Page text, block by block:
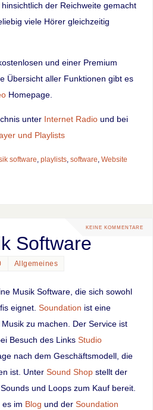
der Reichweite gemacht
viele Hörer gleichzeitig
und einer Premium
Übersicht aller Funktionen gibt es
Homepage.
unter Internet Radiound bei
und Playlists
software, playlists, software, Website
KEINE KOMMENTARE
Software
Allgemeines
Musik Software, die sich sowohl
eignet. Soundation ist eine
zu machen. Der Service ist
Besuch des Links Studio
nach dem Geschäftsmodell, die
ist. Unter Sound Shopstellt der
und Loops zum Kauf bereit.
im Blog und der Soundation